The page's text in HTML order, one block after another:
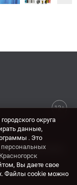
12+
г. Красногорск,
округа
данные,
. Это
Вы даете свое
Файлы cookie можно